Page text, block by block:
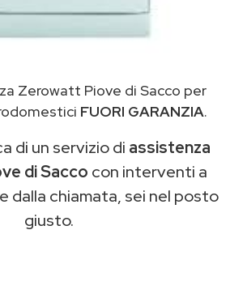
Zerowatt Piove di Sacco per
FUORI GARANZIA.
di un servizio di assistenza
di Sacco con interventi a
dalla chiamata, sei nel posto
giusto.